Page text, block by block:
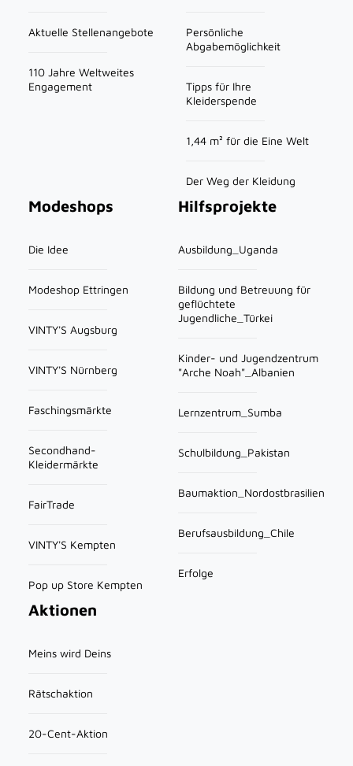
Aktuelle Stellenangebote
110 Jahre Weltweites
Engagement
Persönliche
Abgabemöglichkeit
Tipps für Ihre
Kleiderspende
1,44 m² für die Eine Welt
Der Weg der Kleidung
Modeshops
Die Idee
Modeshop Ettringen
VINTY'S Augsburg
VINTY'S Nürnberg
Faschingsmärkte
Secondhand-
Kleidermärkte
FairTrade
VINTY'S Kempten
Pop up Store Kempten
Hilfsprojekte
Ausbildung_Uganda
Bildung und Betreuung für
geflüchtete
Jugendliche_Türkei
Kinder- und Jugendzentrum
"Arche Noah"_Albanien
Lernzentrum_Sumba
Schulbildung_Pakistan
Baumaktion_Nordostbrasilien
Berufsausbildung_Chile
Erfolge
Aktionen
Meins wird Deins
Rätschaktion
20-Cent-Aktion